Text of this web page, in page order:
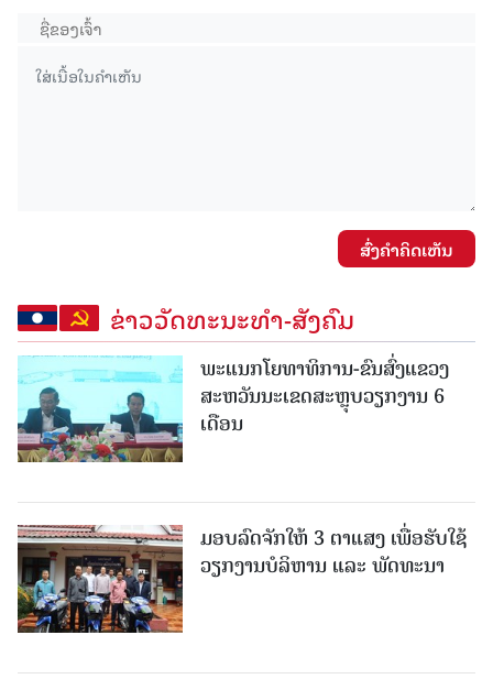
ສົ່ງຄໍາຄິດເຫັນ
ຂ່າວວັດທະນະທຳ-ສັງຄົມ
ພະແນກໂຍທາທິການ-ຂົນສົ່ງແຂວງ
ສະຫວັນນະເຂດສະຫຼຸບວຽກງານ 6
ເດືອນ
ມອບລົດຈັກໃຫ້ 3 ຕາແສງ ເພື່ອຮັບໃຊ້
ວຽກງານບໍລິຫານ ແລະ ພັດທະນາ